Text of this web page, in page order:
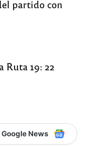
partido con
Ruta 19: 22
Google News